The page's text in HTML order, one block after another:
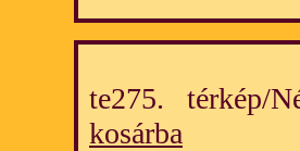
te275. térkép/
kosárba